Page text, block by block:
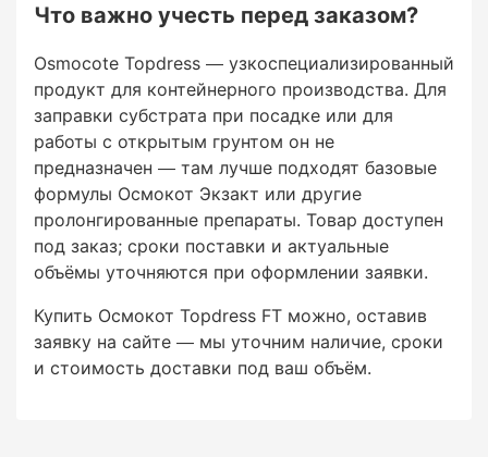
Osmocote Topdress —
контейнерного производства. Для заправки
субстрата при посадке или для работы с
открытым грунтом он не предназначен — там
лучше подходят базовые формулы Осмокот
Экзакт или другие пролонгированные
препараты. Товар доступен под заказ; сроки
поставки и актуальные объёмы уточняются
при оформлении заявки.
Купить Осмокот Topdress FT можно, оставив
Что важно учесть перед заказом?
Osmocote Topdress — узкоспециализированный
продукт для контейнерного производства. Для
заправки субстрата при посадке или для
работы с открытым грунтом он не
предназначен — там лучше подходят базовые
формулы Осмокот Экзакт или другие
пролонгированные препараты. Товар доступен
под заказ; сроки поставки и актуальные
объёмы уточняются при оформлении заявки.
Купить Осмокот Topdress FT можно, оставив
заявку на сайте — мы уточним наличие, сроки
и стоимость доставки под ваш объём.